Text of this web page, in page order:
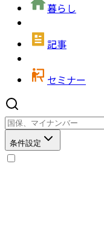
暮らし
記事
セミナー
条件設定